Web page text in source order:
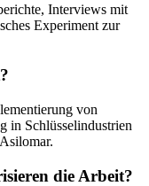
Interviews mit
Experiment zur
von
in Schlüsselindustrien
die Arbeit?